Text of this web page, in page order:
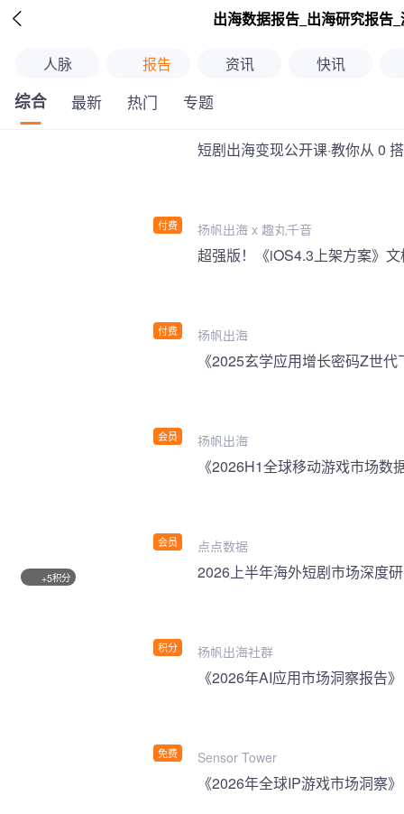
 出海数据报告_出海研究报告
人脉 报告 资讯 快讯
综合 最新 热门 专题
付费
短剧出海变现公开课·教你从 0
扬帆出海 x 趣丸千音
付费 扬帆出海
会员
《2025玄学应用增长密码Z世
扬帆出海
会员
《2026H1全球移动游戏市场数
点点数据
+5积分
积分
2026上半年海外短剧市场深度
扬帆出海社群
免费
《2026年AI应用市场洞察报告》
Sensor Tower
《2026年全球IP游戏市场洞察》